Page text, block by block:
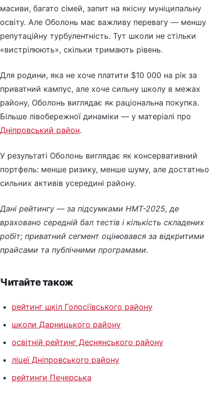
масиви, багато сімей, запит на якісну муніципальну
освіту. Але Оболонь має важливу перевагу — меншу
репутаційну турбулентність. Тут школи не стільки
«вистрілюють», скільки тримають рівень.
Для родини, яка не хоче платити $10 000 на рік за
приватний кампус, але хоче сильну школу в межах
району, Оболонь виглядає як раціональна покупка.
Більше лівобережної динаміки — у матеріалі про
Дніпровський район.
У результаті Оболонь виглядає як консервативний
портфель: менше ризику, менше шуму, але достатньо
сильних активів усередині району.
Дані рейтингу — за підсумками НМТ-2025, де
враховано середній бал тестів і кількість складених
робіт; приватний сегмент оцінювався за відкритими
прайсами та публічними програмами.
Читайте також
рейтинг шкіл Голосіївського району
школи Дарницького району
освітній рейтинг Деснянського району
ліцеї Дніпровського району
рейтинги Печерська